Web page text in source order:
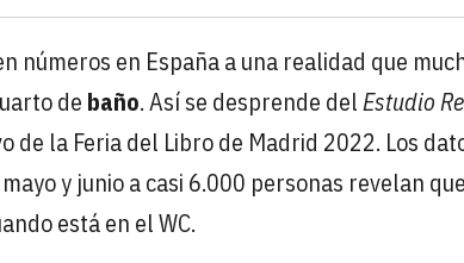
números en España a una realidad que
de baño. Así se desprende delEstudio
de la Feria del Libro de Madrid 2022. Los
y junio a casi 6.000 personas revelan que
está en el WC.